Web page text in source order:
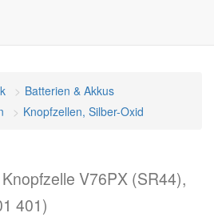
Batterien & Akkus
Knopfzellen, Silber-Oxid
V76PX (SR44),
401)